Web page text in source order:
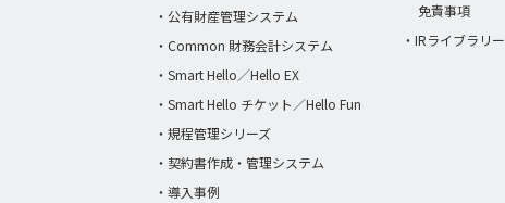
・公有財産管理システム
・Common 財務会計システム
・Smart Hello／Hello EX
・Smart Hello チケット／Hello Fun
・規程管理シリーズ
・契約書作成・管理システム
・導入事例
免責事項
・IRライブラリー